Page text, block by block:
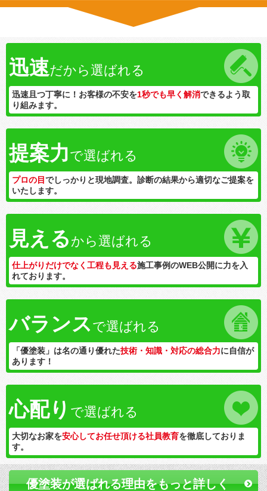
迅速だから選ばれる
迅速且つ丁寧に！お客様の不安を1秒でも早く解消できるよう取
り組みます。
提案力で選ばれる
プロの目でしっかりと現地調査。診断の結果から適切なご提案を
いたします。
見える から選ばれる
仕上がりだけでなく工程も見える施工事例のWEB公開に力を入
れております。
バランスで選ばれる
「優塗装」は名の通り優れた技術・知識・対応の総合力に自信が
あります！
心配り で選ばれる
大切なお家を安心してお任せ頂ける社員教育を徹底しておりま
す。
優塗装が選ばれる理由をもっと詳しく